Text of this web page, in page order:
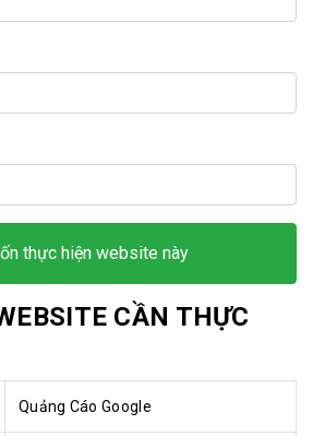
thực hiện website này
CẦN THỰC
Quảng Cáo Google